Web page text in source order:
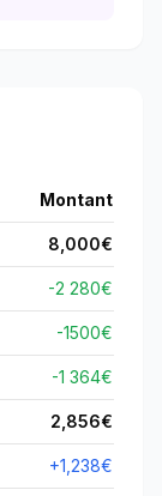
Montant
8,000€
-2 280€
-1500€
-1 364€
2,856€
+1,238€